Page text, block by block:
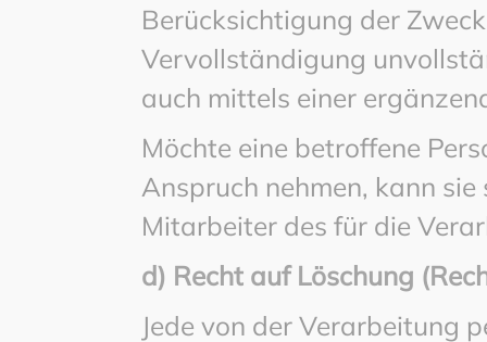
Berücksichtigung der
Vervollständigung
auch mittels einer
Möchte eine betroffene
Anspruch nehmen, kann
Mitarbeiter des für die
d) Recht auf Löschung
Jede von der Verarbeitung